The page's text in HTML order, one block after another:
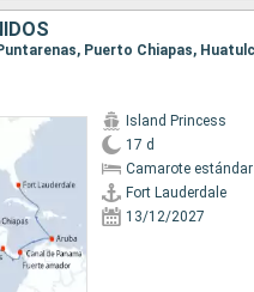
Island Princess
17 d
Camarote estándar
Fort Lauderdale
13/12/2027